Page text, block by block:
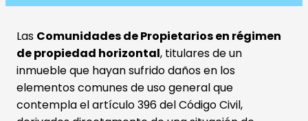
Las Comunidades de Propietarios en régimen
de propiedad horizontal, titulares de un
inmueble que hayan sufrido daños en los
elementos comunes de uso general que
contempla el artículo 396 del Código Civil,